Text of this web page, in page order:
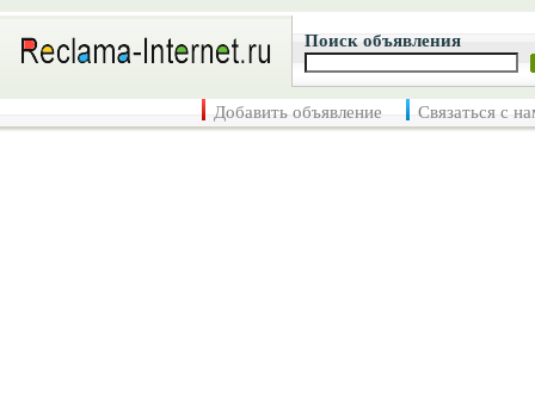
Поиск объявления
Добавить объявление Связаться с